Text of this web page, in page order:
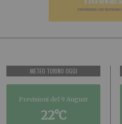
METEO TORINO OGGI
Previsioni del 9 August
22°C